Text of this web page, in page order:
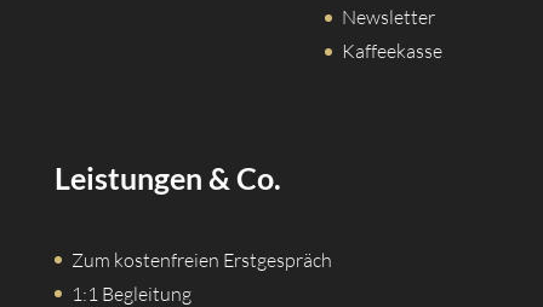
Newsletter
Kaffeekasse
Leistungen & Co.
Zum kostenfreien Erstgespräch
1:1 Begleitung